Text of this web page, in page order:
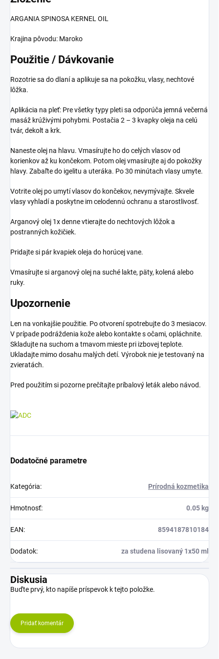
ARGANIA SPINOSA KERNEL OIL
Krajina pôvodu: Maroko
Použitie / Dávkovanie
Rozotrie sa do dlaní a aplikuje sa na pokožku, vlasy, nechtové
lôžka.
Aplikácia na pleť: Pre všetky typy pleti sa odporúča jemná večerná
masáž krúživými pohybmi. Postačia 2 – 3 kvapky oleja na celú
tvár, dekolt a krk.
Naneste olej na hlavu. Vmasírujte ho do celých vlasov od
korienkov až ku končekom. Potom olej vmasírujte aj do pokožky
hlavy. Zabaľte do igelitu a uteráka. Po 30 minútach vlasy umyte.
Votrite olej po umytí vlasov do končekov, nevymývajte. Skvele
vlasy vyhladí a poskytne im celodennú ochranu a starostlivosť.
Arganový olej 1x denne vtierajte do nechtových lôžok a
postranných kožičiek.
Pridajte si pár kvapiek oleja do horúcej vane.
Vmasírujte si arganový olej na suché lakte, päty, kolená alebo
ruky.
Upozornenie
Len na vonkajšie použitie. Po otvorení spotrebujte do 3 mesiacov.
V prípade podráždenia kože alebo kontakte s očami, opláchnite.
Skladujte na suchom a tmavom mieste pri izbovej teplote.
Ukladajte mimo dosahu malých detí. Výrobok nie je testovaný na
zvieratách.
Pred použitím si pozorne prečítajte príbalový leták alebo návod.
Dodatočné parametre
Kategória: Prírodná kozmetika
Hmotnosť: 0.05 kg
EAN: 8594187810184
Dodatok: za studena lisovaný 1x50 ml
Diskusia
Buďte prvý, kto napíše príspevok k tejto položke.
Pridať komentár